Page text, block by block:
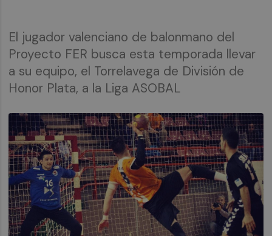
El jugador valenciano de balonmano del
Proyecto FER busca esta temporada llevar
a su equipo, el Torrelavega de División de
Honor Plata, a la Liga ASOBAL